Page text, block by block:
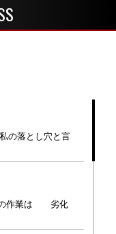
の落とし穴と言
の作業は 劣化